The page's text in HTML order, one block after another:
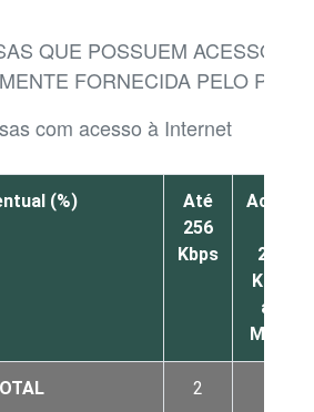
QUE POSSUEM ACESSO À
FORNECIDA PELO
com acesso à Internet
(%)
Até
256
Kbps
Acima
256
Kbps
a 1
Mbps
2